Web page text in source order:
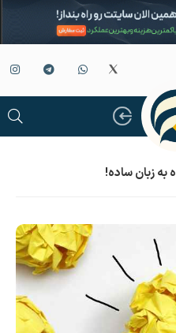
به زبان ساده!